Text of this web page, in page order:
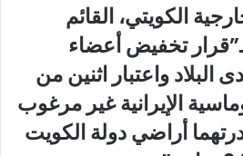
الكويتي، القائم
تخفيض أعضاء
البلاد واعتبار اثنين من
الإيرانية غير مرغوب
أراضي دولة الكويت